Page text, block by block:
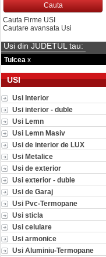
Cauta Firme USI
Cautare avansata Usi
Usi din JUDETUL tau:
Tulcea x
USI
Usi Interior
Usi interior - duble
Usi Lemn
Usi Lemn Masiv
Usi de interior de LUX
Usi Metalice
Usi de exterior
Usi exterior - duble
Usi de Garaj
Usi Pvc-Termopane
Usi sticla
Usi celulare
Usi armonice
Usi Aluminiu-Termopane